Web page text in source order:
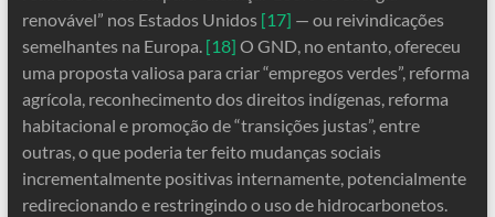
renovável” nos Estados Unidos [17] — ou reivindicações
semelhantes na Europa. [18] O GND, no entanto, ofereceu
uma proposta valiosa para criar “empregos verdes”, reforma
agrícola, reconhecimento dos direitos indígenas, reforma
habitacional e promoção de “transições justas”, entre
outras, o que poderia ter feito mudanças sociais
incrementalmente positivas internamente, potencialmente
redirecionando e restringindo o uso de hidrocarbonetos.